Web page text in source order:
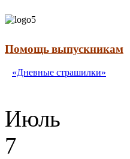
Помощь выпускникам
«Дневные страшилки»
Июль
7